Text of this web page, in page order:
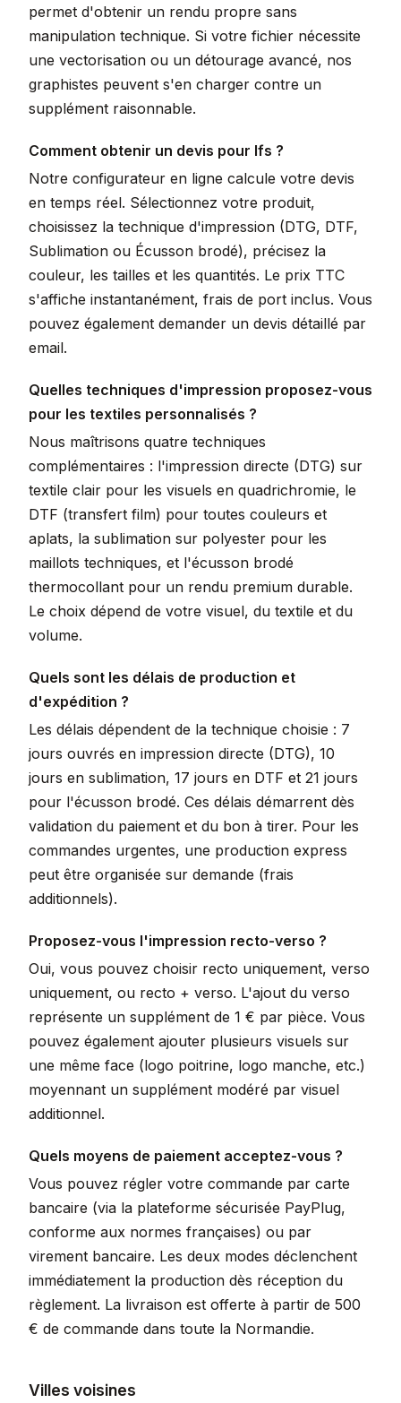
permet d'obtenir un rendu propre sans
manipulation technique. Si votre fichier nécessite
une vectorisation ou un détourage avancé, nos
graphistes peuvent s'en charger contre un
supplément raisonnable.
Comment obtenir un devis pour Ifs ?
Notre configurateur en ligne calcule votre devis
en temps réel. Sélectionnez votre produit,
choisissez la technique d'impression (DTG, DTF,
Sublimation ou Écusson brodé), précisez la
couleur, les tailles et les quantités. Le prix TTC
s'affiche instantanément, frais de port inclus. Vous
pouvez également demander un devis détaillé par
email.
Quelles techniques d'impression proposez-vous
pour les textiles personnalisés ?
Nous maîtrisons quatre techniques
complémentaires : l'impression directe (DTG) sur
textile clair pour les visuels en quadrichromie, le
DTF (transfert film) pour toutes couleurs et
aplats, la sublimation sur polyester pour les
maillots techniques, et l'écusson brodé
thermocollant pour un rendu premium durable.
Le choix dépend de votre visuel, du textile et du
volume.
Quels sont les délais de production et
d'expédition ?
Les délais dépendent de la technique choisie : 7
jours ouvrés en impression directe (DTG), 10
jours en sublimation, 17 jours en DTF et 21 jours
pour l'écusson brodé. Ces délais démarrent dès
validation du paiement et du bon à tirer. Pour les
commandes urgentes, une production express
peut être organisée sur demande (frais
additionnels).
Proposez-vous l'impression recto-verso ?
Oui, vous pouvez choisir recto uniquement, verso
uniquement, ou recto + verso. L'ajout du verso
représente un supplément de 1 € par pièce. Vous
pouvez également ajouter plusieurs visuels sur
une même face (logo poitrine, logo manche, etc.)
moyennant un supplément modéré par visuel
additionnel.
Quels moyens de paiement acceptez-vous ?
Vous pouvez régler votre commande par carte
bancaire (via la plateforme sécurisée PayPlug,
conforme aux normes françaises) ou par
virement bancaire. Les deux modes déclenchent
immédiatement la production dès réception du
règlement. La livraison est offerte à partir de 500
€ de commande dans toute la Normandie.
Villes voisines